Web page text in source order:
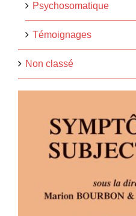
Psychosomatique
Témoignages
Non classé